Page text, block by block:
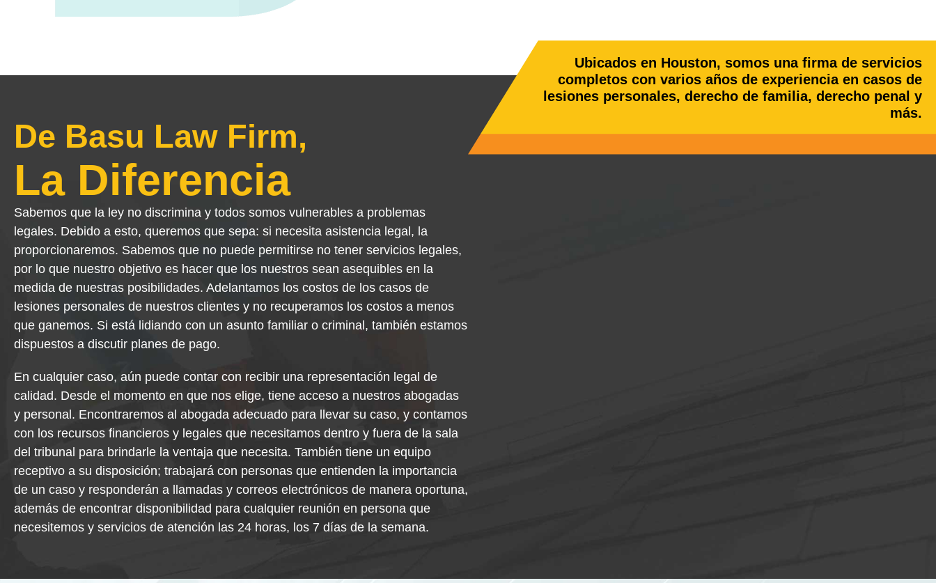
De Basu Law Firm,
La Diferencia
Sabemos que la ley no discrimina y todos somos vulnerables a problemas
legales. Debido a esto, queremos que sepa: si necesita asistencia legal, la
proporcionaremos. Sabemos que no puede permitirse no tener servicios legales,
por lo que nuestro objetivo es hacer que los nuestros sean asequibles en la
medida de nuestras posibilidades. Adelantamos los costos de los casos de
lesiones personales de nuestros clientes y no recuperamos los costos a menos
que ganemos. Si está lidiando con un asunto familiar o criminal, también estamos
dispuestos a discutir planes de pago.
En cualquier caso, aún puede contar con recibir una representación legal de
calidad. Desde el momento en que nos elige, tiene acceso a nuestros abogadas
y personal. Encontraremos al abogada adecuado para llevar su caso, y contamos
con los recursos financieros y legales que necesitamos dentro y fuera de la sala
del tribunal para brindarle la ventaja que necesita. También tiene un equipo
receptivo a su disposición; trabajará con personas que entienden la importancia
de un caso y responderán a llamadas y correos electrónicos de manera oportuna,
además de encontrar disponibilidad para cualquier reunión en persona que
necesitemos y servicios de atención las 24 horas, los 7 días de la semana.
Ubicados en Houston, somos una firma de servicios
completos con varios años de experiencia en casos de
lesiones personales, derecho de familia, derecho penal y
más.